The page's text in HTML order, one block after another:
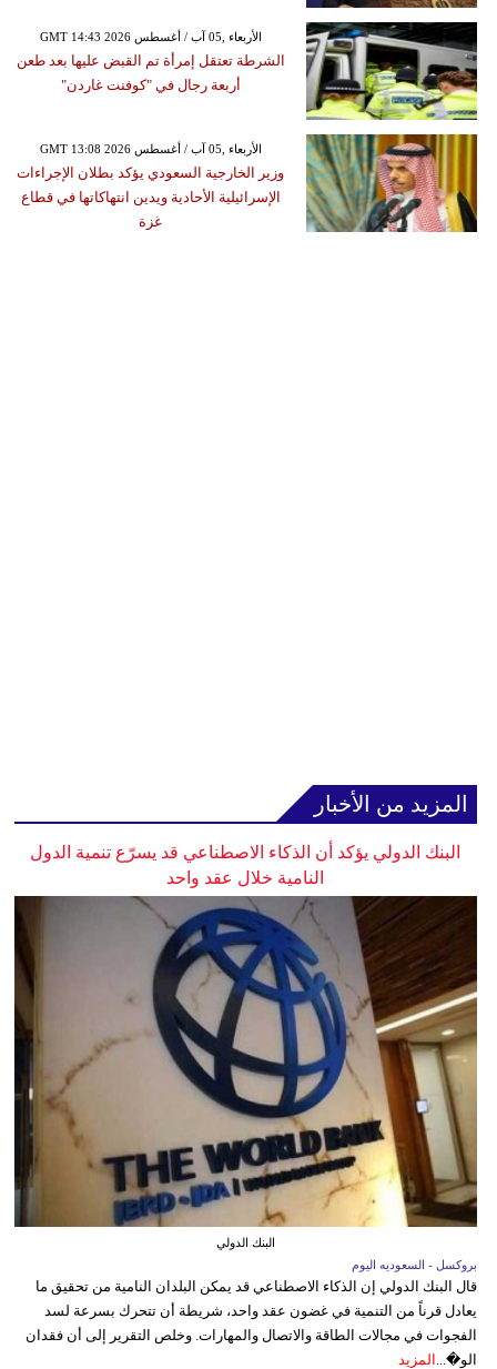
GMT 14:43 2026 الأربعاء ,05 آب / أغسطس
الشرطة تعتقل إمرأة تم القبض عليها بعد طعن
أربعة رجال في "كوفنت غاردن"
GMT 13:08 2026 الأربعاء ,05 آب / أغسطس
وزير الخارجية السعودي يؤكد بطلان الإجراءات
الإسرائيلية الأحادية ويدين انتهاكاتها في قطاع
غزة
المزيد من الأخبار
البنك الدولي يؤكد أن الذكاء الاصطناعي قد يسرّع تنمية الدول
النامية خلال عقد واحد
البنك الدولي
بروكسل - السعوديه اليوم
قال البنك الدولي إن الذكاء الاصطناعي قد يمكن البلدان النامية من تحقيق ما
يعادل قرناً من التنمية في غضون عقد واحد، شريطة أن تتحرك بسرعة لسد
الفجوات في مجالات الطاقة والاتصال والمهارات. وخلص التقرير إلى أن فقدان
الو�... المزيد